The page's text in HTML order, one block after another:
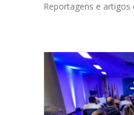
Reportagens e